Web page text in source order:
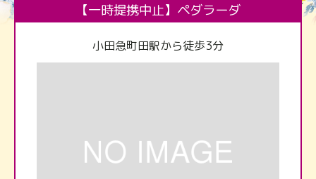
【一時提携中止】ペダラーダ
小田急町田駅から徒歩3分